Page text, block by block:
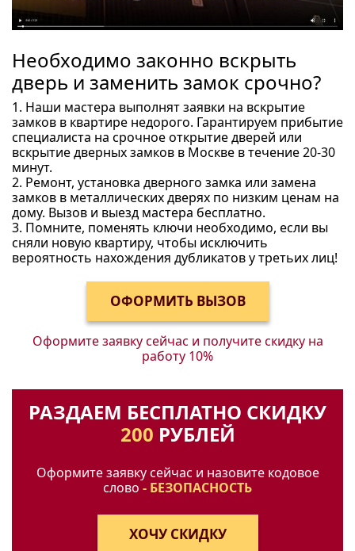
Необходимо законно вскрыть
дверь и заменить замок срочно?
1. Наши мастера выполнят заявки на вскрытие
замков в квартире недорого. Гарантируем прибытие
специалиста на срочное открытие дверей или
вскрытие дверных замков в Москве в течение 20-30
минут.
2. Ремонт, установка дверного замка или замена
замков в металлических дверях по низким ценам на
дому. Вызов и выезд мастера бесплатно.
3. Помните, поменять ключи необходимо, если вы
сняли новую квартиру, чтобы исключить
вероятность нахождения дубликатов у третьих лиц!
Оформите заявку сейчас и получитескидку на
работу 10%
РАЗДАЕМ БЕСПЛАТНО СКИДКУ
200 РУБЛЕЙ
Оформите заявку сейчас и назовите кодовое
слово - БЕЗОПАСНОСТЬ